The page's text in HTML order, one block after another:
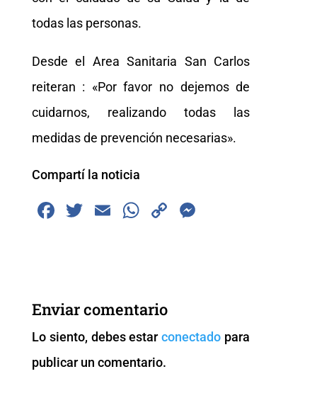
todas las personas.
Desde el Area Sanitaria San Carlos
reiteran : «Por favor no dejemos de
cuidarnos, realizando todas las
medidas de prevención necesarias».
Compartí la noticia
F
b
o
o
k
T
E
W
A
p
p
C
k
er
Enviar comentario
Lo siento, debes estarconectado para
publicar un comentario.